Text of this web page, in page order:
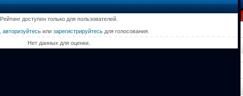
Рейтинг доступен только для пользователей.
авторизуйтесь или зарегистрируйтесь для голосования.
Нет данных для оценки.